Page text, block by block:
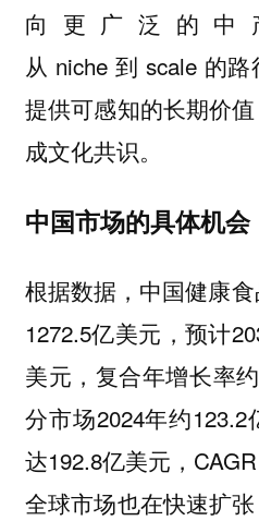
向更广泛的中
从 niche 到 scale 的
提供可感知的长期价
成文化共识。
中国市场的具体机会
根据数据，中国健康
1272.5亿美元，预计
美元，复合年增长率
分市场2024年约
达192.8亿美元，
全球市场也在快速扩